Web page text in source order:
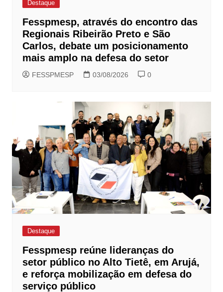
Destaque
Fesspmesp, através do encontro das
Regionais Ribeirão Preto e São
Carlos, debate um posicionamento
mais amplo na defesa do setor
FESSPMESP 03/08/2026 0
Destaque
Fesspmesp reúne lideranças do
setor público no Alto Tietê, em Arujá,
e reforça mobilização em defesa do
serviço público